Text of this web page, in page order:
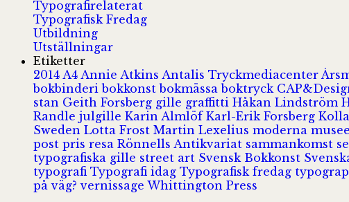
Typografirelaterat
Typografisk Fredag
Utbildning
Utställningar
Etiketter
2014 A4 Annie Atkins Antalis Tryckmediacenter
bokbinderibokkonstbokmässaboktryck
stan Geith Forsberg gille graffitti Håkan Lindström
Randle julgille Karin Almlöf Karl-Erik Forsberg Kolla
Sweden Lotta Frost Martin Lexelius moderna
post pris resa Rönnells Antikvariat sammankomst
typografiska gille street art Svensk Bokkonst
typografi Typografi idag Typografisk fredag
på väg?vernissage Whittington Press